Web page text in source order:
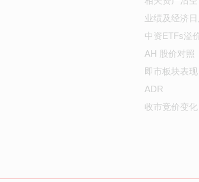
业绩及经济
中资ETFs溢
AH 股价对照
即市板块表现
ADR
收市竞价变化